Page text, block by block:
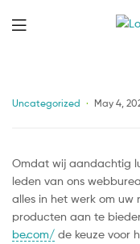
Menu
Categories
Uncategorized May 4,
Omdat wij aandachtig
leden van ons
alles in het werk om uw
producten aan te
be.com/ de keuze voor